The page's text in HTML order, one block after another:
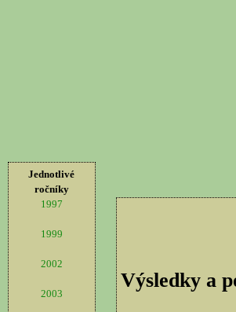
Jednotlivé
ročníky
1997
1999
2002
2003
Výsledky a